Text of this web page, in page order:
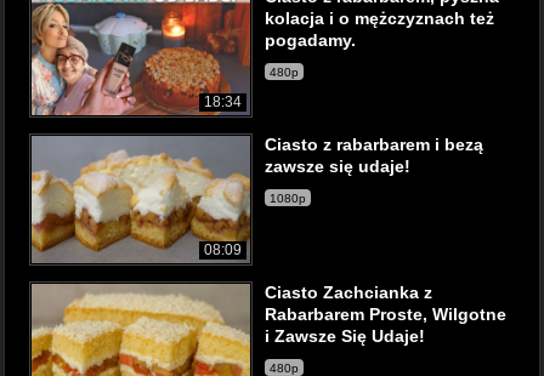
18:34
kolacja i o mężczyznach też
pogadamy.
480p
08:09
Ciasto z rabarbarem i bezą
zawsze się udaje!
1080p
Ciasto Zachcianka z
Rabarbarem Proste, Wilgotne
i Zawsze Się Udaje!
480p